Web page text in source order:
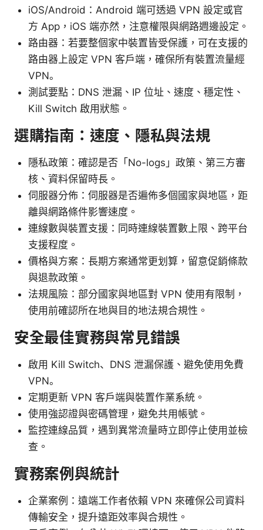
iOS/Android：Android 端可透過 VPN 設定或官
方 App，iOS 端亦然，注意權限與網路週邊設定。
路由器：若要整個家中裝置皆受保護，可在支援的
路由器上設定 VPN 客戶端，確保所有裝置流量經
VPN。
測試要點：DNS 泄漏、IP 位址、速度、穩定性、
Kill Switch 啟用狀態。
選購指南：速度、隱私與法規
隱私政策：確認是否「No-logs」政策、第三方審
核、資料保留時長。
伺服器分佈：伺服器是否遍佈多個國家與地區，距
離與網路條件影響速度。
連線數與裝置支援：同時連線裝置數上限、跨平台
支援程度。
價格與方案：長期方案通常更划算，留意促銷條款
與退款政策。
法規風險：部分國家與地區對 VPN 使用有限制，
使用前確認所在地與目的地法規合規性。
安全最佳實務與常見錯誤
啟用 Kill Switch、DNS 泄漏保護、避免使用免費
VPN。
定期更新 VPN 客戶端與裝置作業系統。
使用強認證與密碼管理，避免共用帳號。
監控連線品質，遇到異常流量時立即停止使用並檢
查。
實務案例與統計
企業案例：遠端工作者依賴 VPN 來確保公司資料
傳輸安全，提升遠距效率與合規性。